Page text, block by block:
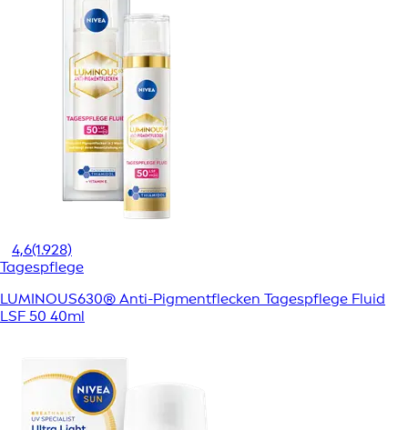
4,6(1.928)
Tagespflege
LUMINOUS630® Anti-Pigmentflecken Tagespflege Fluid
LSF 50 40ml